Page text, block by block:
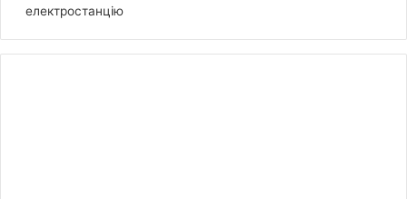
електростанцію